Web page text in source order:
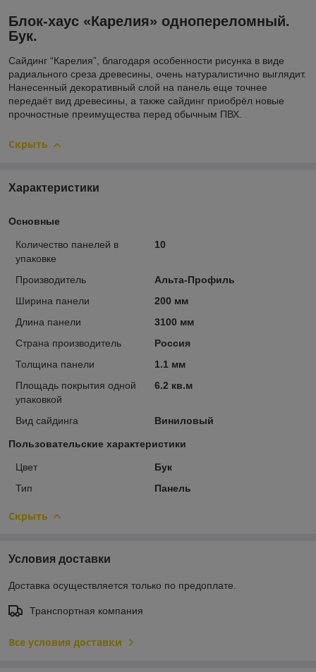
Блок-хаус «Карелия» однопереломный.
Бук.
Сайдинг “Карелия”, благодаря особенности рисунка в виде
радиального среза древесины, очень натуралистично выглядит.
Нанесенный декоративный слой на панель еще точнее
передаёт вид древесины, а также сайдинг приобрёл новые
прочностные преимущества перед обычным ПВХ.
Скрыть
Характеристики
Основные
Количество панелей в
упаковке
10
Производитель
Альта-Профиль
Ширина панели
200 мм
Длина панели
3100 мм
Страна производитель
Россия
Толщина панели
1.1 мм
Площадь покрытия одной
упаковкой
6.2 кв.м
Вид сайдинга Виниловый
Пользовательские характеристики
Цвет
Бук
Тип
Панель
Скрыть
Условия доставки
Доставка осуществляется только по предоплате.
Транспортная компания
Все условия доставки